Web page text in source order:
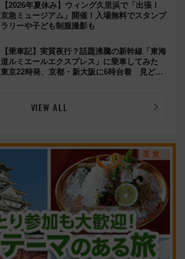
【2026年夏休み】ウィング久里浜で「出張！
京急ミュージアム」開催！入場無料でスタンプ
ラリーや子ども制服撮影も
【乗車記】実質夜行？話題沸騰の新幹線「東海
道ルミエールエクスプレス」に乗車してみた
東京22時発、京都・新大阪に6時台着 見どこ
VIEW ALL